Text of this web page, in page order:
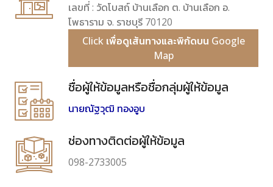
เลขที่ : วัดโบสถ์ บ้านเลือก ต. บ้านเลือก อ.
โพธาราม จ. ราชบุรี 70120
Click เพื่อดูเส้นทางและพิกัดบน Google
Map
ชื่อผู้ให้ข้อมูลหรือชื่อกลุ่มผู้ให้ข้อมูล
นายณัฐวุฒิ ทองอูบ
ช่องทางติดต่อผู้ให้ข้อมูล
098-2733005